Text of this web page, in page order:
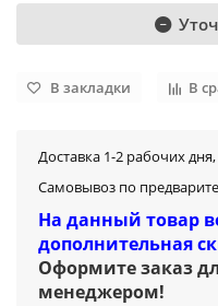
В закладки В
Доставка 1-2 рабочих
Самовывоз по
На данный товар
дополнительная
Оформите заказ
менеджером!